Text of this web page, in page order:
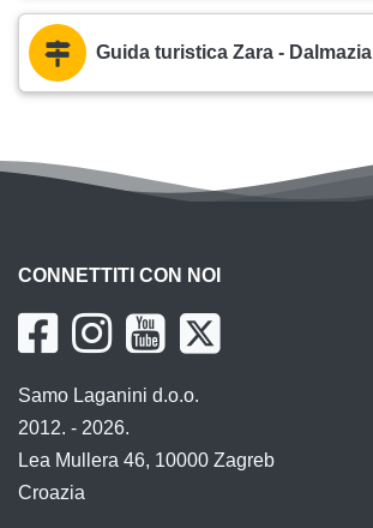
Guida turistica Zara - Dalmazia
CONNETTITI CON NOI
Samo Laganini d.o.o.
2012. - 2026.
Lea Mullera 46, 10000 Zagreb
Croazia